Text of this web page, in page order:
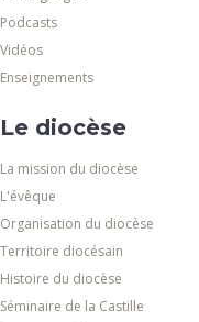
Podcasts
Vidéos
Enseignements
Le diocèse
La mission du diocèse
L'évêque
Organisation du diocèse
Territoire diocésain
Histoire du diocèse
Séminaire de la Castille